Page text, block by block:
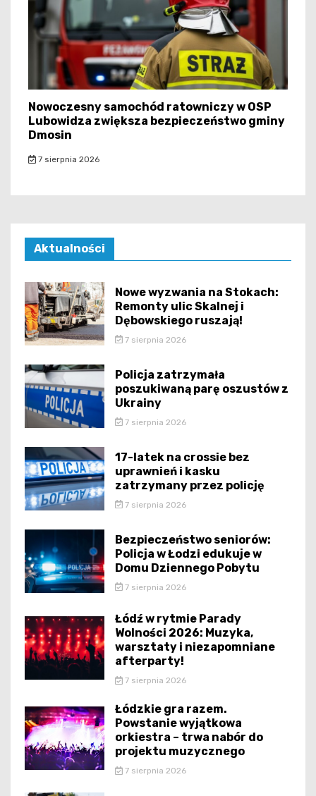
Nowoczesny samochód ratowniczy w OSP
Lubowidza zwiększa bezpieczeństwo gminy
Dmosin
7 sierpnia 2026
Aktualności
Nowe wyzwania na Stokach:
Remonty ulic Skalnej i
Dębowskiego ruszają!
7 sierpnia 2026
Policja zatrzymała
poszukiwaną parę oszustów z
Ukrainy
7 sierpnia 2026
17-latek na crossie bez
uprawnień i kasku
zatrzymany przez policję
7 sierpnia 2026
Bezpieczeństwo seniorów:
Policja w Łodzi edukuje w
Domu Dziennego Pobytu
7 sierpnia 2026
Łódź w rytmie Parady
Wolności 2026: Muzyka,
warsztaty i niezapomniane
afterparty!
7 sierpnia 2026
Łódzkie gra razem.
Powstanie wyjątkowa
orkiestra – trwa nabór do
projektu muzycznego
7 sierpnia 2026